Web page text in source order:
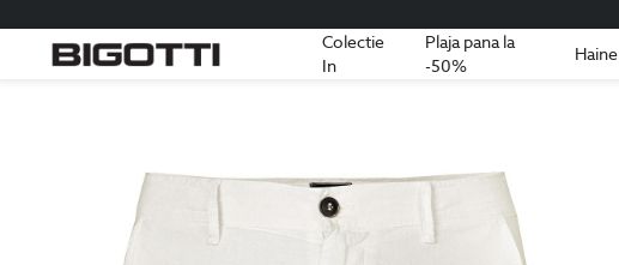
Colectie
In
Plaja pana la
-50%
Haine